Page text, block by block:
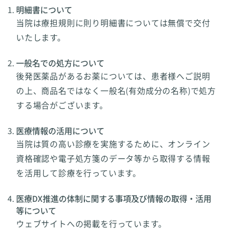
明細書について
当院は療担規則に則り明細書については無償で交付
いたします。
一般名での処方について
後発医薬品があるお薬については、患者様へご説明
の上、商品名ではなく一般名(有効成分の名称)で処方
する場合がございます。
医療情報の活用について
当院は質の高い診療を実施するために、オンライン
資格確認や電子処方箋のデータ等から取得する情報
を活用して診療を行っています。
医療DX推進の体制に関する事項及び情報の取得・活用
等について
ウェブサイトへの掲載を行っています。